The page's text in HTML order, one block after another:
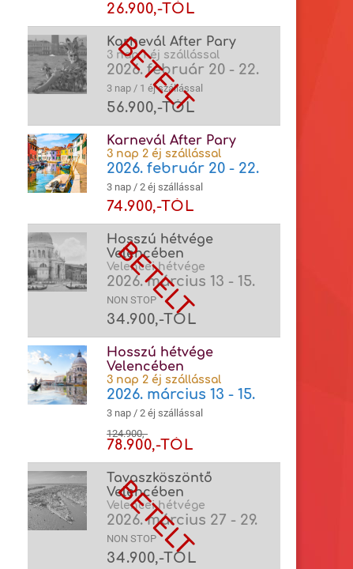
26.900,-TÓL
Karnevál After Pary
3 nap 1 éj szállással
2026. február 20 - 22.
3 nap / 1 éj szállással
56.900,-TÓL
Karnevál After Pary
3 nap 2 éj szállással
2026. február 20 - 22.
3 nap / 2 éj szállással
74.900,-TÓL
Hosszú hétvége
Velencében
Velencei hétvége
2026. március 13 - 15.
NON STOP
34.900,-TÓL
Hosszú hétvége
Velencében
3 nap 2 éj szállással
2026. március 13 - 15.
3 nap / 2 éj szállással
124.900,-
78.900,-TÓL
Tavaszköszöntő
Velencében
Velencei hétvége
2026. március 27 - 29.
NON STOP
34.900,-TÓL